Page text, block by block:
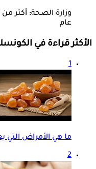
عام
الأكثر قراءة في
1
ما هي الأمراض التي
2